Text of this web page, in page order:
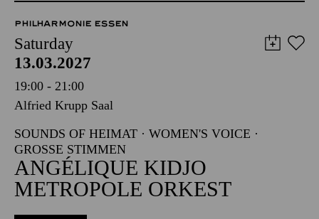
PHILHARMONIE ESSEN
Saturday
13.03.2027
19:00 - 21:00
Alfried Krupp Saal
SOUNDS OF HEIMAT · WOMEN'S VOICE ·
GROSSE STIMMEN
ANGÉLIQUE KIDJO
METROPOLE ORKEST